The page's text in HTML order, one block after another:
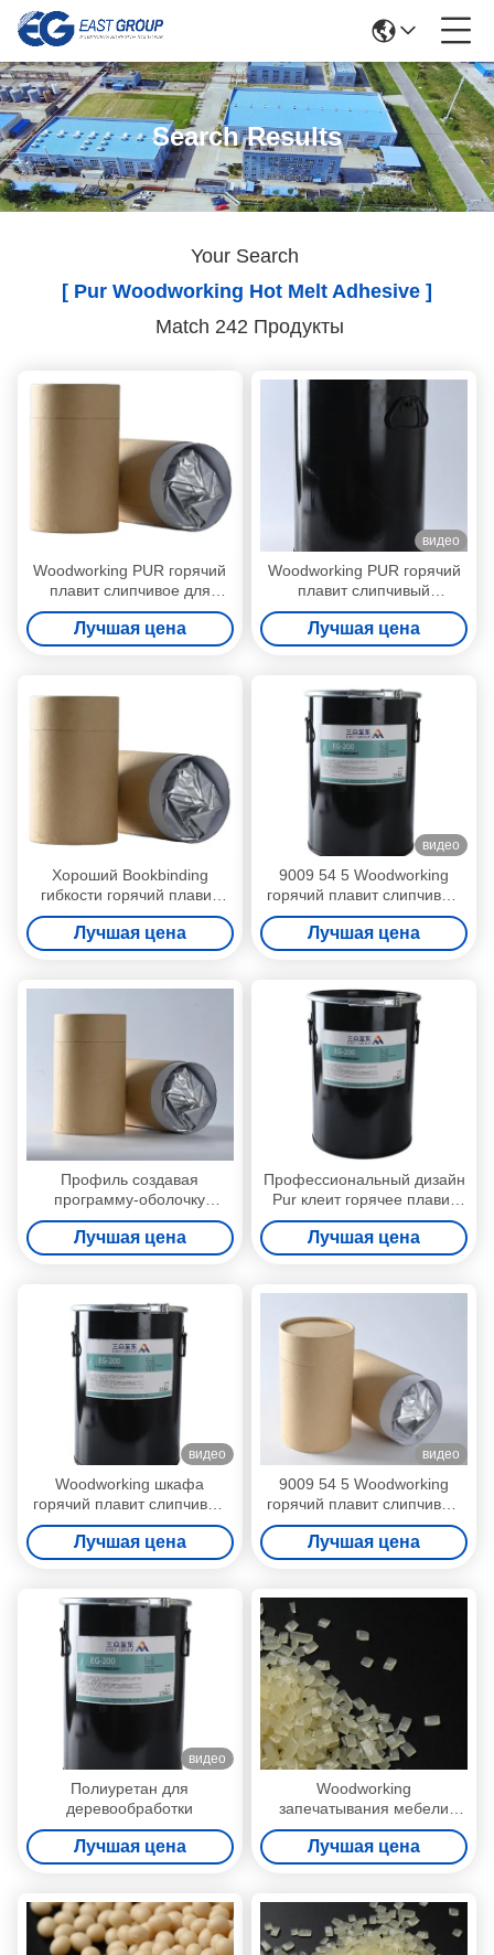
Search Results
Your Search
[ Pur Woodworking Hot Melt Adhesive ]
Match 242 Продукты
Woodworking PUR горячий
плавит слипчивое для
неофициальных советников
президента кольцевания
края
Лучшая цена
видео
Woodworking PUR горячий
плавит слипчивый
прилипатель полиуретана
для резинового создания
программы-оболочки
Лучшая цена
Хороший Bookbinding
гибкости горячий плавит
клей PUR реактивные
горячие плавят
прилипатели
Лучшая цена
видео
9009 54 5 Woodworking
горячий плавит слипчивый
реактивный полиуретан
горячий плавят
прилипатели
Лучшая цена
Профиль создавая
программу-оболочку
Woodworking горячий
плавит слипчивое PUR
горячее плавит слипчивое
Лучшая цена
Профессиональный дизайн
Pur клеит горячее плавит
прилипатель для выпуска
облигаций доски сота
Лучшая цена
видео
Woodworking шкафа
горячий плавит слипчивый
прилипатель PUR для
кольцевания края
Лучшая цена
видео
9009 54 5 Woodworking
горячий плавит слипчивый
реактивный полиуретан
горячий плавят
прилипатель
Лучшая цена
видео
Полиуретан для
деревообработки
Лучшая цена
Woodworking
запечатывания мебели
горячий плавит слипчивые
лепешки зерен
Лучшая цена